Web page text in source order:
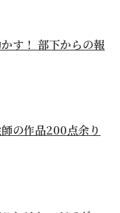
かす！ 部下からの報
の作品200点余り